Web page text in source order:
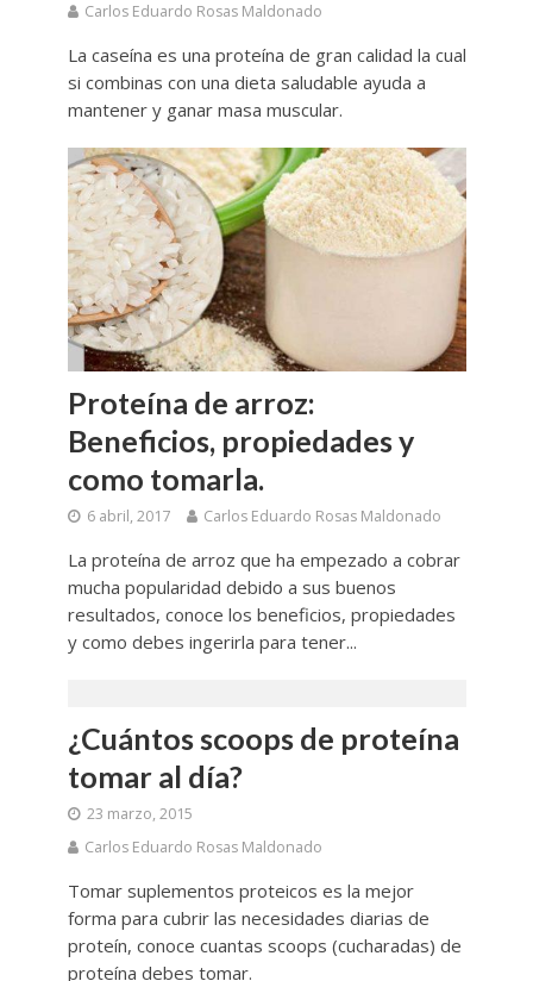
Carlos Eduardo Rosas Maldonado
La caseína es una proteína de gran calidad la cual
si combinas con una dieta saludable ayuda a
mantener y ganar masa muscular.
Proteína de arroz:
Beneficios, propiedades y
como tomarla.
6 abril, 2017 Carlos Eduardo Rosas Maldonado
La proteína de arroz que ha empezado a cobrar
mucha popularidad debido a sus buenos
resultados, conoce los beneficios, propiedades
y como debes ingerirla para tener...
¿Cuántos scoops de proteína
tomar al día?
23 marzo, 2015
Carlos Eduardo Rosas Maldonado
Tomar suplementos proteicos es la mejor
forma para cubrir las necesidades diarias de
proteín, conoce cuantas scoops (cucharadas) de
proteína debes tomar.